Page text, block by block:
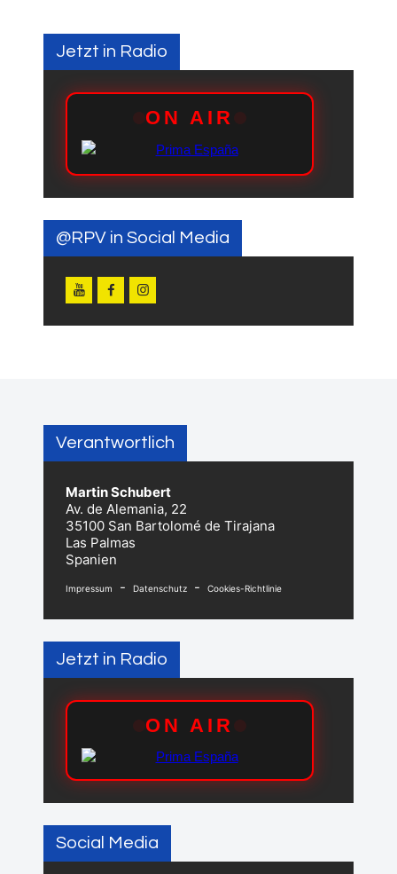
Jetzt in Radio
@RPV in Social Media
Verantwortlich
Martin Schubert
Av. de Alemania, 22
35100 San Bartolomé de Tirajana
Las Palmas
Spanien
Impressum - Datenschutz - Cookies-Richtlinie
Jetzt in Radio
Social Media